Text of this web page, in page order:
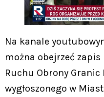
Na kanale
można obejrzeć
Ruchu Obrony Granic
wygłoszonego w